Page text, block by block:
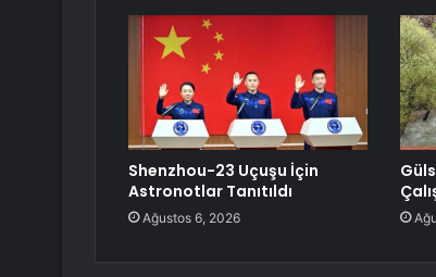
Shenzhou-23 Uçuşu İçin
Astronotlar Tanıtıldı
Ağustos 6, 2026